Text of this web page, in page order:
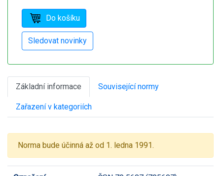
Základní informace Související normy
Zařazení v kategoriích
Norma bude účinná až od 1. ledna 1991.